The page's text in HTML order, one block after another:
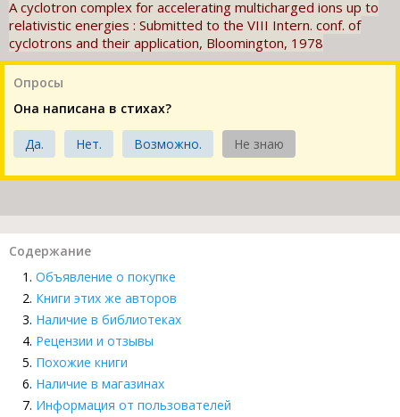
A cyclotron complex for accelerating multicharged ions up to
relativistic energies : Submitted to the VIII Intern. conf. of
cyclotrons and their application, Bloomington, 1978
Опросы
Она написана в стихах?
Да. Нет. Возможно. Не знаю
Содержание
Объявление о покупке
Книги этих же авторов
Наличие в библиотеках
Рецензии и отзывы
Похожие книги
Наличие в магазинах
Информация от пользователей